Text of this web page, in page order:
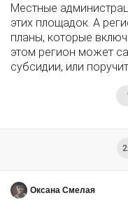
Местные
этих площадок. А
планы, которые
этом регион может
субсидии, или
Оксана Смелая